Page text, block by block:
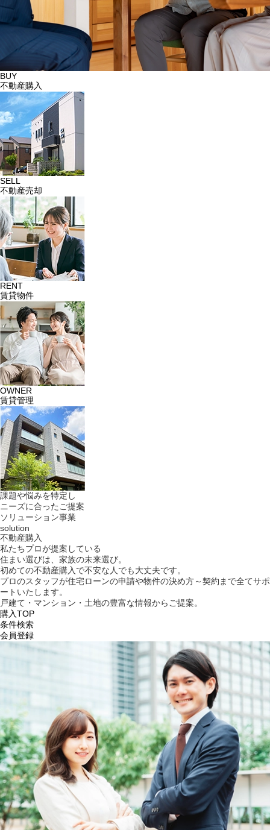
BUY
不動産購入
SELL
不動産売却
RENT
賃貸物件
OWNER
賃貸管理
課題や悩みを特定し
ニーズに合ったご提案
ソリューション事業
solution
不動産購入
私たちプロが提案している
住まい選びは、家族の未来選び。
初めての不動産購入で不安な人でも大丈夫です。
プロのスタッフが住宅ローンの申請や物件の決め方～契約まで全てサポ
ートいたします。
戸建て・マンション・土地の豊富な情報からご提案。
購入TOP
条件検索
会員登録